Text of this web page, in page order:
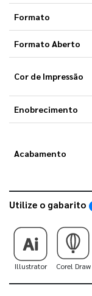
Formato
Formato Aberto
Cor de Impressão
Enobrecimento
Acabamento
Utilize o gabarito
Illustrator Corel Draw